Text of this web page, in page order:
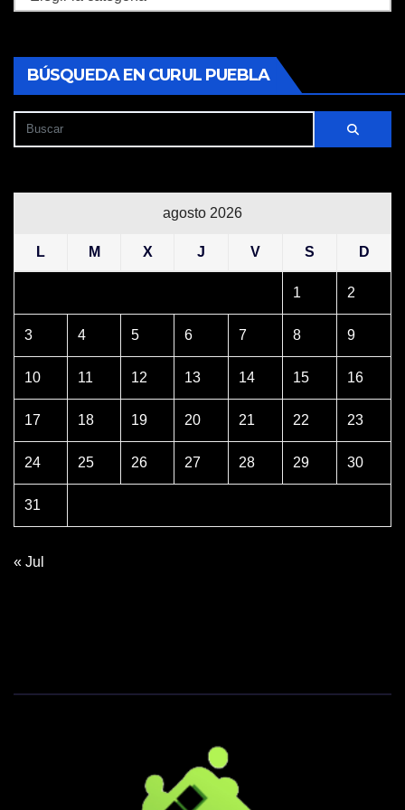
BÚSQUEDA EN CURUL PUEBLA
agosto 2026
L M X J V S D
1 2
3 4 5 6 7 8 9
10 11 12 13 14 15 16
17 18 19 20 21 22 23
24 25 26 27 28 29 30
31
« Jul